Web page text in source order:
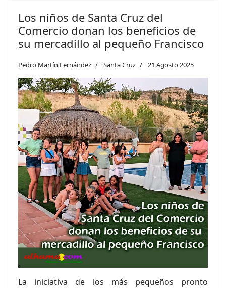
Los niños de Santa Cruz del
Comercio donan los beneficios de
su mercadillo al pequeño Francisco
Pedro Martín Fernández Santa Cruz 21 Agosto 2025
La iniciativa de los más pequeños pronto